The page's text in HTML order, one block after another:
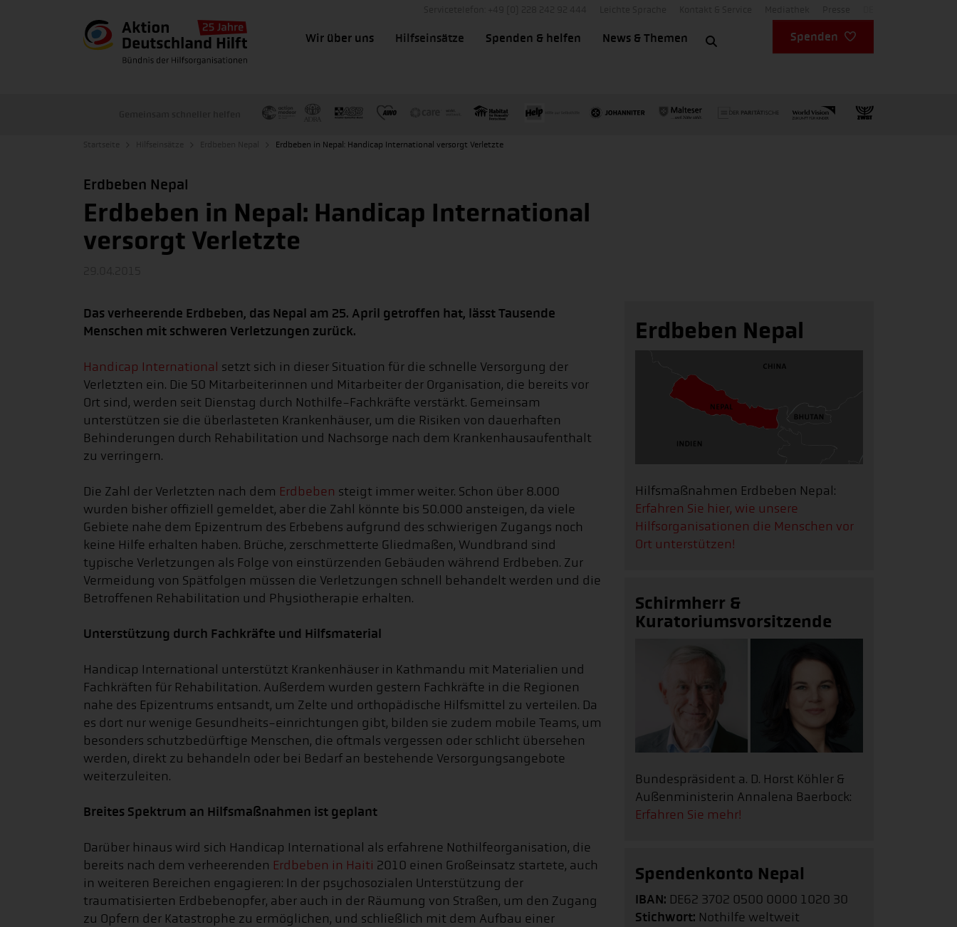
Wir über uns Hilfseinsätze Spenden & helfen News & Themen Spenden
Erdbeben in Nepal: Handicap International versorgt Verletzte
Erdbeben Nepal
Erdbeben in Nepal: Handicap International
versorgt Verletzte
Das verheerende Erdbeben, das Nepal am 25. April getroffen hat, lässt Tausende
Menschen mit schweren Verletzungen zurück.
Handicap International setzt sich in dieser Situation für die schnelle Versorgung der
Verletzten ein. Die 50 Mitarbeiterinnen und Mitarbeiter der Organisation, die bereits vor
Ort sind, werden seit Dienstag durch Nothilfe-Fachkräfte verstärkt. Gemeinsam
unterstützen sie die überlasteten Krankenhäuser, um die Risiken von dauerhaften
Behinderungen durch Rehabilitation und Nachsorge nach dem Krankenhausaufenthalt
zu verringern.
Die Zahl der Verletzten nach dem Erdbeben steigt immer weiter. Schon über 8.000
wurden bisher offiziell gemeldet, aber die Zahl könnte bis 50.000 ansteigen, da viele
Gebiete nahe dem Epizentrum des Erbebens aufgrund des schwierigen Zugangs noch
keine Hilfe erhalten haben. Brüche, zerschmetterte Gliedmaßen, Wundbrand sind
typische Verletzungen als Folge von einstürzenden Gebäuden während Erdbeben. Zur
Vermeidung von Spätfolgen müssen die Verletzungen schnell behandelt werden und die
Betroffenen Rehabilitation und Physiotherapie erhalten.
Unterstützung durch Fachkräfte und Hilfsmaterial
Handicap International unterstützt Krankenhäuser in Kathmandu mit Materialien und
Fachkräften für Rehabilitation. Außerdem wurden gestern Fachkräfte in die Regionen
nahe des Epizentrums entsandt, um Zelte und orthopädische Hilfsmittel zu verteilen. Da
es dort nur wenige Gesundheits-einrichtungen gibt, bilden sie zudem mobile Teams, um
besonders schutzbedürftige Menschen, die oftmals vergessen oder schlicht übersehen
werden, direkt zu behandeln oder bei Bedarf an bestehende Versorgungsangebote
weiterzuleiten.
Breites Spektrum an Hilfsmaßnahmen ist geplant
Darüber hinaus wird sich Handicap International als erfahrene Nothilfeorganisation, die
bereits nach dem verheerenden Erdbeben in Haiti 2010 einen Großeinsatz startete, auch
in weiteren Bereichen engagieren: In der psychosozialen Unterstützung der
traumatisierten Erdbebenopfer, aber auch in der Räumung von Straßen, um den Zugang
zu Opfern der Katastrophe zu ermöglichen, und schließlich mit dem Aufbau einer
Erdbeben Nepal
Hilfsmaßnahmen Erdbeben Nepal:
Erfahren Sie hier, wie unsere
Hilfsorganisationen die Menschen vor
Ort unterstützen!
Schirmherr &
Kuratoriumsvorsitzende
Bundespräsident a. D. Horst Köhler &
Außenministerin Annalena Baerbock:
Erfahren Sie mehr!
Spendenkonto Nepal
IBAN: DE62 3702 0500 0000 1020 30
Stichwort: Nothilfe weltweit